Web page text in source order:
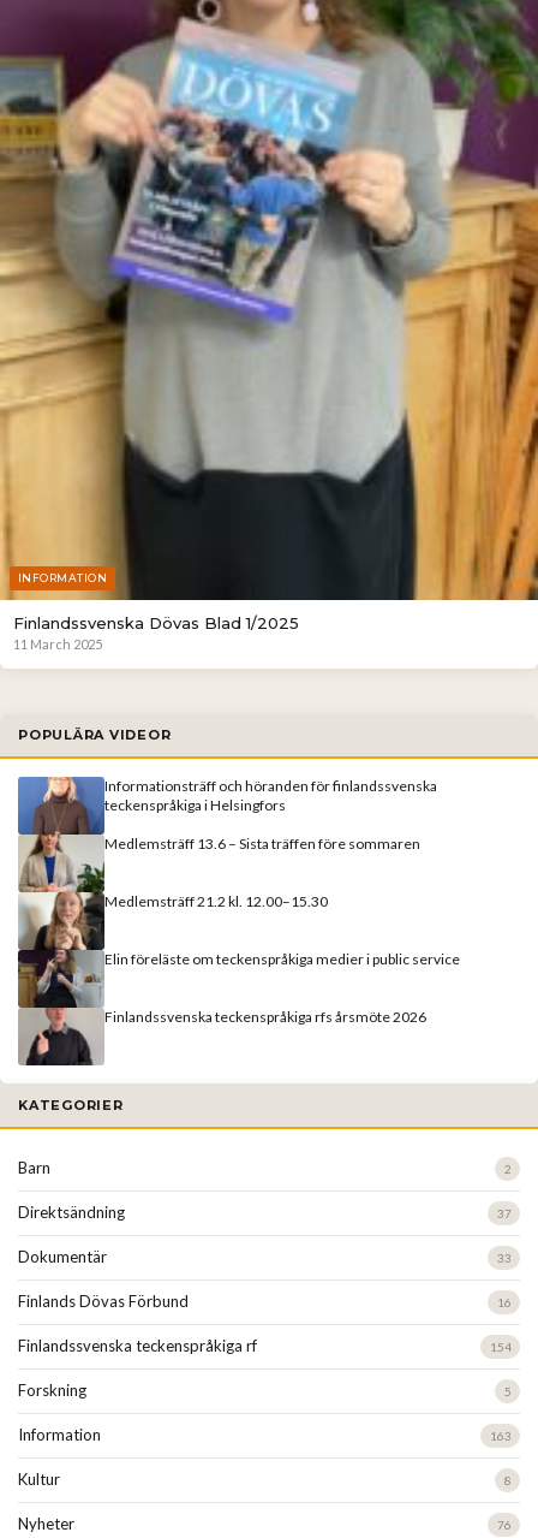
INFORMATION
Finlandssvenska Dövas Blad 1/2025
11 March 2025
POPULÄRA VIDEOR
Informationsträff och höranden för finlandssvenska
teckenspråkiga i Helsingfors
Medlemsträff 13.6 – Sista träffen före sommaren
Medlemsträff 21.2 kl. 12.00–15.30
Elin föreläste om teckenspråkiga medier i public service
Finlandssvenska teckenspråkiga rfs årsmöte 2026
KATEGORIER
Barn 2
Direktsändning 37
Dokumentär 33
Finlands Dövas Förbund 16
Finlandssvenska teckenspråkiga rf 154
Forskning 5
Information 163
Kultur 8
Nyheter 76